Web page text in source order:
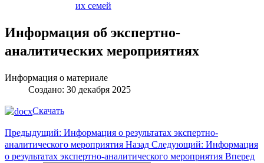
их семей
Информация об экспертно-
аналитических мероприятиях
Информация о материале
Создано: 30 декабря 2025
Скачать
Предыдущий: Информация о результатах экспертно-
аналитического мероприятия Назад Следующий: Информация
о результатах экспертно-аналитического мероприятия Вперед